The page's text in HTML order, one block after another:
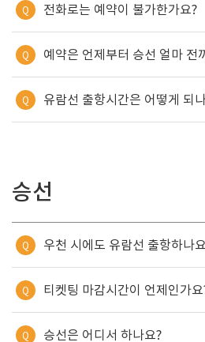
Q 전화로는 예약이 불가한가요?
Q 예약은 언제부터 승선 얼마 전
Q 유람선 출항시간은 어떻게 되
승선
Q 우천 시에도 유람선 출항하나
Q 티켓팅 마감시간이 언제인가요
Q 승선은 어디서 하나요?